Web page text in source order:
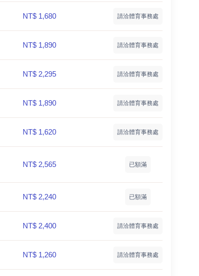
NT$ 1,680 請洽體育事務處
NT$ 1,890 請洽體育事務處
NT$ 2,295 請洽體育事務處
NT$ 1,890 請洽體育事務處
NT$ 1,620 請洽體育事務處
NT$ 2,565 已額滿
NT$ 2,240 已額滿
NT$ 2,400 請洽體育事務處
NT$ 1,260 請洽體育事務處